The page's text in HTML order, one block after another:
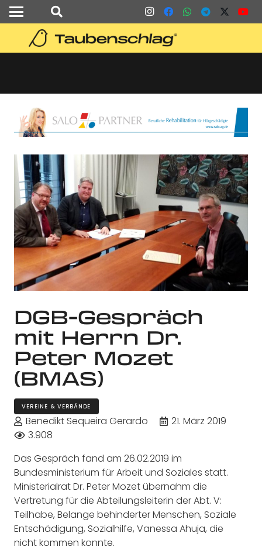
DGB-Gespräch
mit Herrn Dr.
Peter Mozet
(BMAS)
VEREINE & VERBÄNDE
Benedikt Sequeira Gerardo
21. März 2019
3.908
Das Gespräch fand am 26.02.2019 im
Bundesministerium für Arbeit und Soziales statt.
Ministerialrat Dr. Peter Mozet übernahm die
Vertretung für die Abteilungsleiterin der Abt. V:
Teilhabe, Belange behinderter Menschen, Soziale
Entschädigung, Sozialhilfe, Vanessa Ahuja, die
nicht kommen konnte.